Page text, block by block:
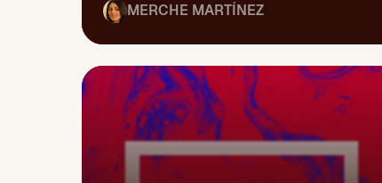
MERCHE MARTÍNEZ